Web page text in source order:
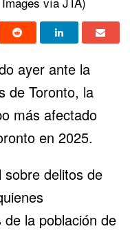
ayer ante la
de Toronto, la
más afectado
en 2025.
delitos de
la población de